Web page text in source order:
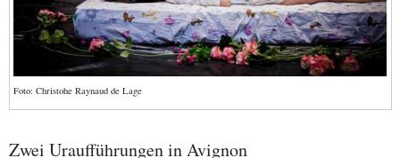
Foto: Christohe Raynaud de Lage
Zwei Uraufführungen in Avignon